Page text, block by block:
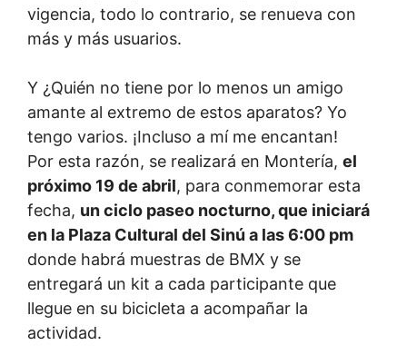
vigencia, todo lo contrario, se renueva con
más y más usuarios.
Y ¿Quién no tiene por lo menos un amigo
amante al extremo de estos aparatos? Yo
tengo varios. ¡Incluso a mí me encantan!
Por esta razón, se realizará en Montería, el
próximo 19 de abril, para conmemorar esta
fecha, un ciclo paseo nocturno, que iniciará
en la Plaza Cultural del Sinú a las 6:00 pm
donde habrá muestras de BMX y se
entregará un kit a cada participante que
llegue en su bicicleta a acompañar la
actividad.